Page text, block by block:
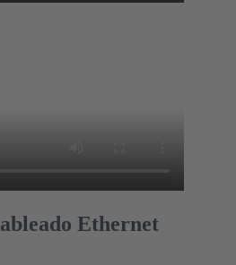
Ethernet